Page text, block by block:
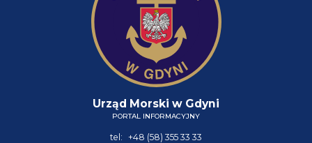
Urząd Morski w Gdyni
PORTAL INFORMACYJNY
tel: +48 (58) 355 33 33